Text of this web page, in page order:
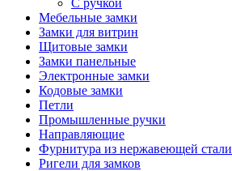
Мебельные замки
Замки для витрин
Щитовые замки
Замки панельные
Электронные замки
Кодовые замки
Петли
Промышленные ручки
Направляющие
Фурнитура из нержавеющей стали
Ригели для замков